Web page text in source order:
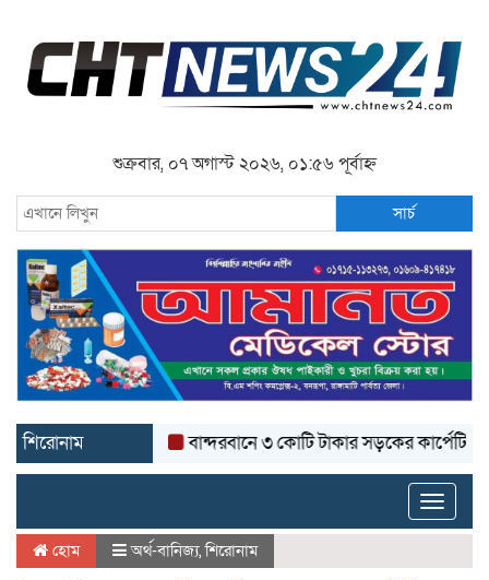
শুক্রবার, ০৭ অগাস্ট ২০২৬, ০১:৫৬ পূর্বাহ্ন
সার্চ
শিরোনাম বান্দরবানে ৩ কোটি টাকার সড়কের কার্পেটিং উঠে
Toggle
হোম অর্থ-বানিজ্য,শিরোনাম